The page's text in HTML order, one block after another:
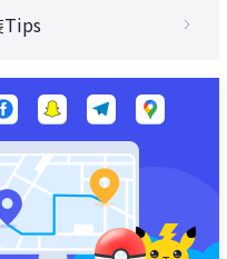
ラクエウォークの位置情報
して自宅でもピクミンブル
！ピクミンブルームの遊び
・iPad用ポケモンGO位置
クの位置偽装アプリ八選
を探す」でバレないように位
する方法
位置偽装アプリ（VPN）3選
】
GPS位置を偽装するアプ
情報を知られたくない時の
情報を簡単にオフにする方
報がおかしくなる時の原
りになる位置情報共有アプ
紹介
ない！withの紹介と居住地
い！tinderの位置情報を変更
い？利用者の不安を解消！
・購入方法】
Tenorshare iAnyGoの使い
ビューを徹底的にご紹介
装ソフト｜iAnyGoとiAnyGo
い、使い方と質問
‐ ポケモンGO位置偽
方
Tips
の位置情報マークを消え
方法